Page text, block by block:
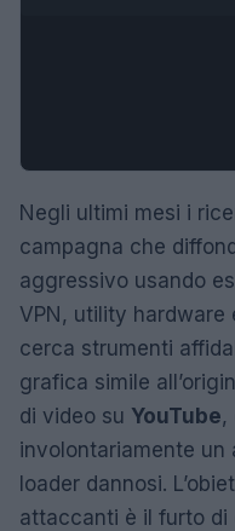
Negli ultimi mesi i
campagna che
aggressivo usando
VPN, utility hardware
cerca strumenti
grafica simile
di video su YouTube,
involontariamente un
loader dannosi.
attaccanti è il furto di